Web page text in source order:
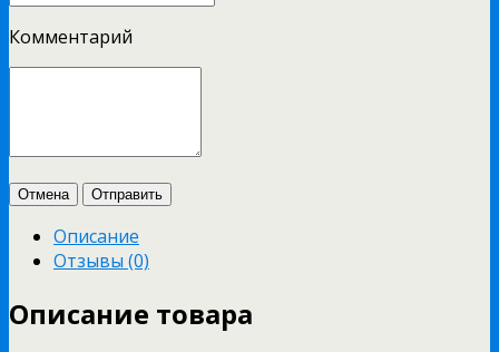
Комментарий
Отмена Отправить
Описание
Отзывы (0)
Описание товара